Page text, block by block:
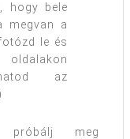
hogy bele
megvan a
le és
az
próbálj meg